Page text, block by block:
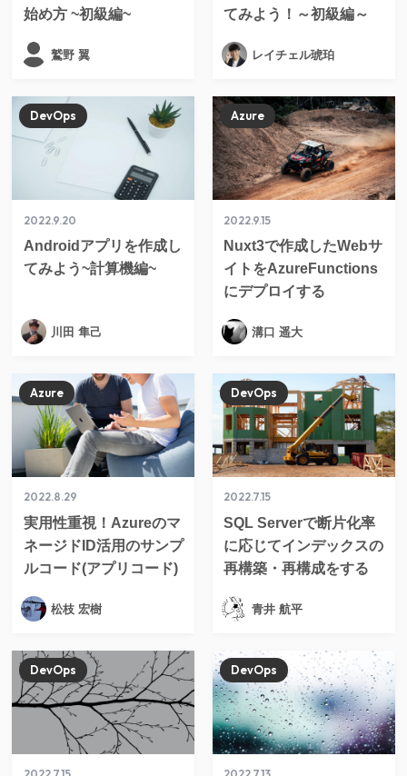
始め方 ~初級編~
鷲野 翼
てみよう！～初級編～
レイチェル琥珀
2022.9.20
Androidアプリを作成し
てみよう~計算機編~
DevOps
川田 隼己
2022.9.15
Nuxt3で作成したWebサ
イトをAzureFunctions
にデプロイする
Azure
溝口 遥大
2022.8.29
実用性重視！Azureのマ
ネージドID活用のサンプ
ルコード(アプリコード)
Azure
松枝 宏樹
2022.7.15
SQL Serverで断片化率
に応じてインデックスの
再構築・再構成をする
DevOps
青井 航平
DevOps DevOps